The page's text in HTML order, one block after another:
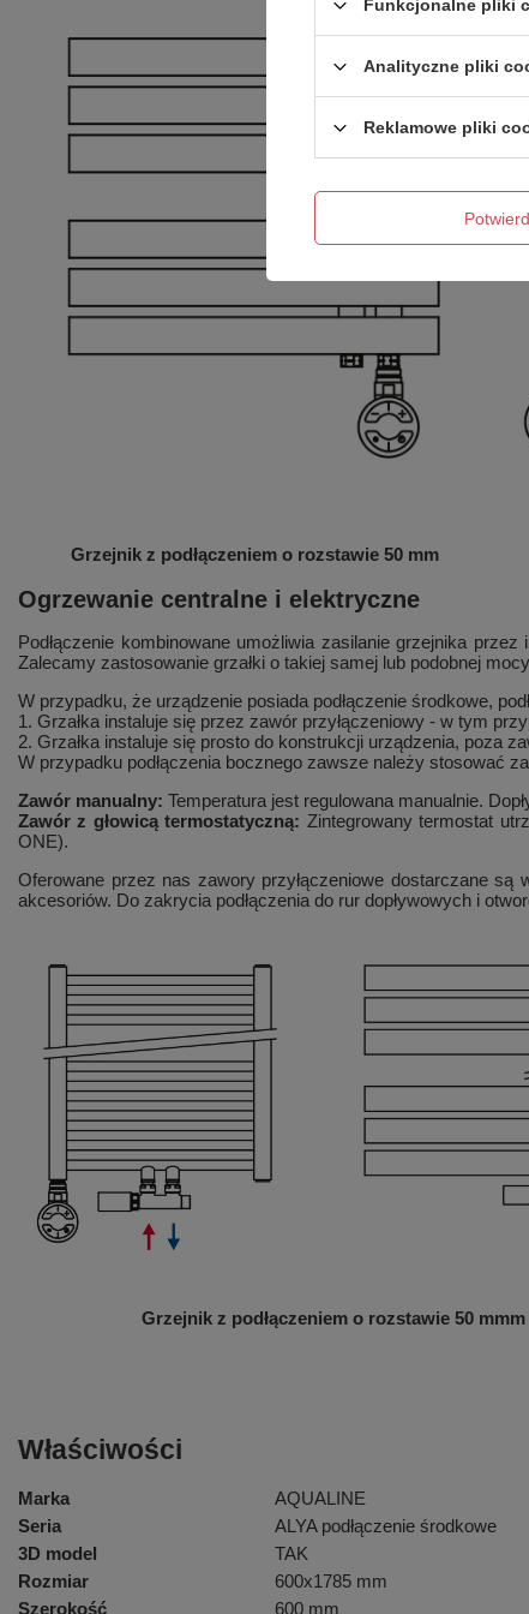
Grzejnik z podłączeniem o rozstawie 50 mm
Ogrzewanie centralne i elektryczne
Podłączenie kombinowane umożliwia zasilanie grzejnika
Zalecamy zastosowanie grzałki o takiej samej lub podobnej
W przypadku, że urządzenie posiada podłączenie środkowe,
1. Grzałka instaluje się przez zawór przyłączeniowy - w tym
2. Grzałka instaluje się prosto do konstrukcji urządzenia, poza
W przypadku podłączenia bocznego zawsze należy stosować
Zawór manualny: Temperatura jest regulowana manualnie.
Zawór z głowicą termostatyczną: Zintegrowany termostat
ONE).
Oferowane przez nas zawory przyłączeniowe dostarczane
akcesoriów. Do zakrycia podłączenia do rur dopływowych i
Grzejnik z podłączeniem o rozstawie 50 mmm
Właściwości
Marka
AQUALINE
Seria
ALYA podłączenie środkowe
3D model
TAK
Rozmiar
600x1785 mm
Szerokość
600 mm
Funkcjonalne pliki
Analityczne pliki
Reklamowe pliki